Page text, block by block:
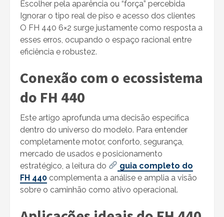
Escolher pela aparência ou “força” percebida
Ignorar o tipo real de piso e acesso dos clientes
O FH 440 6×2 surge justamente como resposta a
esses erros, ocupando o espaço racional entre
eficiência e robustez.
Conexão com o ecossistema
do FH 440
Este artigo aprofunda uma decisão específica
dentro do universo do modelo. Para entender
completamente motor, conforto, segurança,
mercado de usados e posicionamento
estratégico, a leitura do
guia completo do
FH 440 complementa a análise e amplia a visão
sobre o caminhão como ativo operacional.